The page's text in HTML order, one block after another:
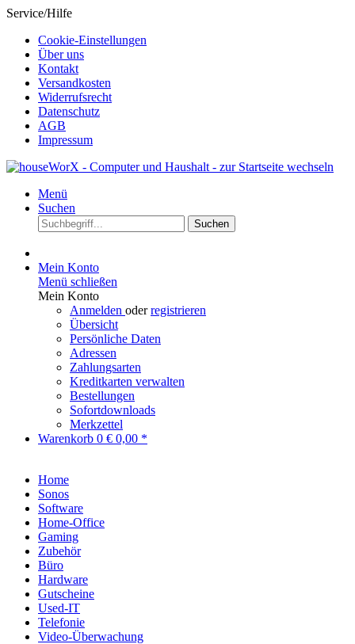
Service/Hilfe
Cookie-Einstellungen
Über uns
Kontakt
Versandkosten
Widerrufsrecht
Datenschutz
AGB
Impressum
Menü
Suchen
Suchen
Mein Konto
Menü schließen
Mein Konto
Anmelden oderregistrieren
Übersicht
Persönliche Daten
Adressen
Zahlungsarten
Kreditkarten verwalten
Bestellungen
Sofortdownloads
Merkzettel
Warenkorb 0 € 0,00 *
Home
Sonos
Software
Home-Office
Gaming
Zubehör
Büro
Hardware
Gutscheine
Used-IT
Telefonie
Video-Überwachung